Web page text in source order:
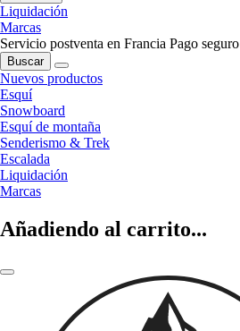
Liquidación
Marcas
Servicio postventa en Francia Pago seguro
Buscar
Nuevos productos
Esquí
Snowboard
Esquí de montaña
Senderismo & Trek
Escalada
Liquidación
Marcas
Añadiendo al carrito...